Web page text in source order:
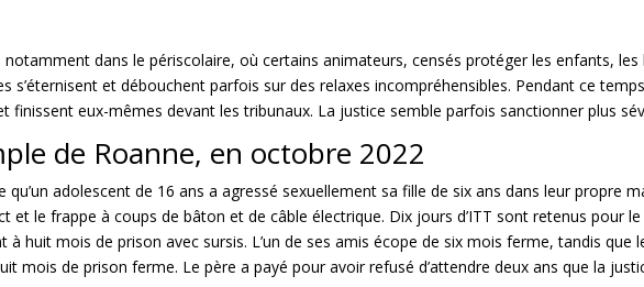
dans le périscolaire, où certains animateurs, censés protéger les enfants,
s’éternisent et débouchent parfois sur des relaxes incompréhensibles. Pendant ce
finissent eux-mêmes devant les tribunaux. La justice semble parfois sanctionner plus
de Roanne, en octobre 2022
qu’un adolescent de 16 ans a agressé sexuellement sa fille de six ansdans leur propre
et le frappe à coups de bâton et de câble électrique. Dix jours d’ITT sont retenus pour
à huit mois de prison avec sursis. L’un de ses amis écope de six mois ferme, tandis que
mois de prison ferme. Le père a payé pour avoir refusé d’attendre deux ans que la